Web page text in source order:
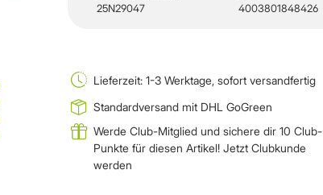
25N29047
4003801848426
Lieferzeit: 1-3 Werktage, sofort versandfertig
Standardversand mit DHL GoGreen
Werde Club-Mitglied und sichere dir 10 Club-
Punkte für diesen Artikel! Jetzt Clubkunde
werden